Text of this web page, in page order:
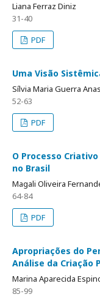
Liana Ferraz Diniz
31-40
PDF
Uma Visão
Sílvia Maria Guerra
52-63
PDF
O Processo
no Brasil
Magali Oliveira
64-84
PDF
Apropriações do
Análise da Criação
Marina Aparecida
85-99